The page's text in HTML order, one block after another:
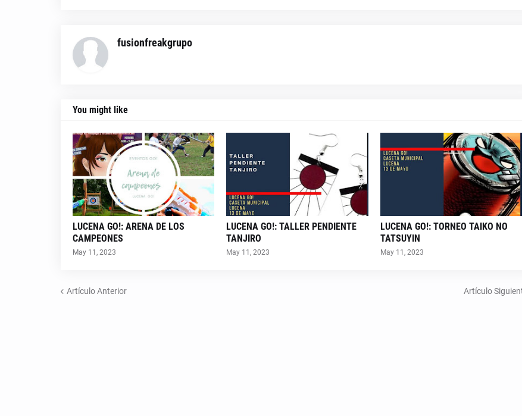
fusionfreakgrupo
You might like
LUCENA GO!: ARENA DE LOS
CAMPEONES
May 11, 2023
LUCENA GO!: TALLER PENDIENTE
TANJIRO
May 11, 2023
LUCENA GO!: TORNEO TAIKO NO
TATSUYIN
May 11, 2023
Artículo Anterior Artículo